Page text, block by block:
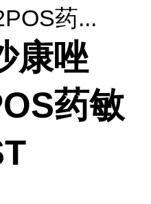
药...
康唑
药敏